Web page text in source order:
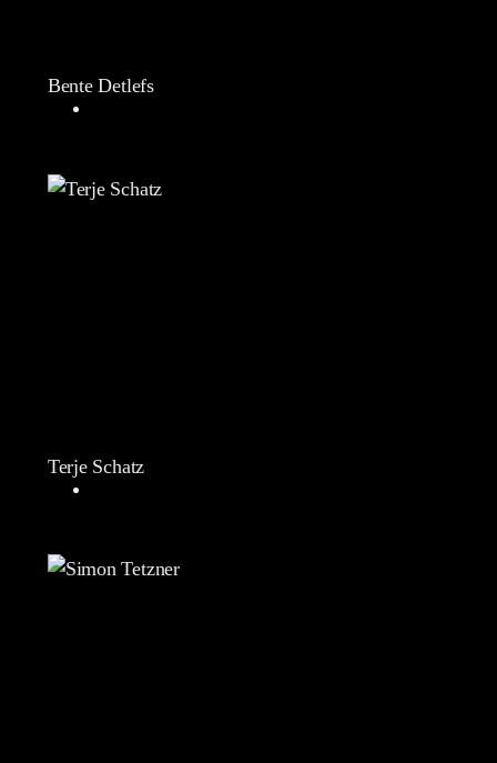
Bente Detlefs
Terje Schatz